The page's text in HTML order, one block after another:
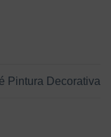
Pintura Decorativa